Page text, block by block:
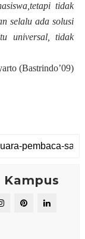
tidak
selalu ada solusi
universal, tidak
(Bastrindo’09)